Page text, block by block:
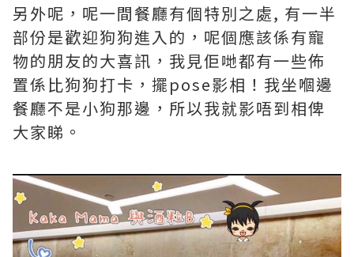
另外呢，呢一間餐廳有個特別之處, 有一半
部份是歡迎狗狗進入的，呢個應該係有寵
物的朋友的大喜訊，我見佢哋都有一些佈
置係比狗狗打卡，擺pose影相！我坐嗰邊
餐廳不是小狗那邊，所以我就影唔到相俾
大家睇。